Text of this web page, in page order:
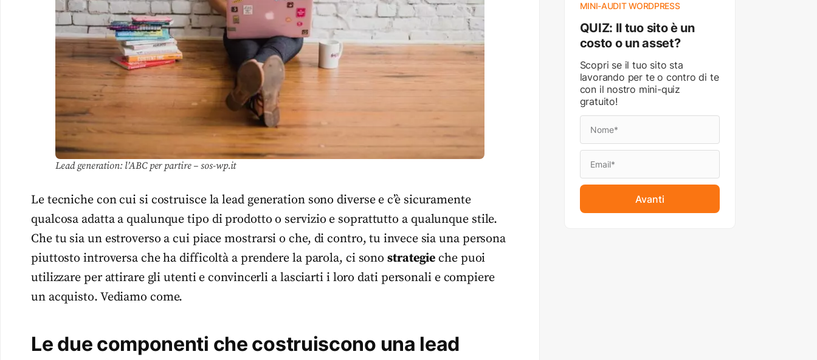
Lead generation: l’ABC per partire – sos-wp.it
Le tecniche con cui si costruisce la lead generation sono diverse e c’è sicuramente
qualcosa adatta a qualunque tipo di prodotto o servizio e soprattutto a qualunque stile.
Che tu sia un estroverso a cui piace mostrarsi o che, di contro, tu invece sia una persona
piuttosto introversa che ha difficoltà a prendere la parola, ci sonostrategie che puoi
utilizzare per attirare gli utenti e convincerli a lasciarti i loro dati personali e compiere
un acquisto. Vediamo come.
Le due componenti che costruiscono una lead
MINI-AUDIT WORDPRESS
QUIZ: Il tuo sito è un
costo o un asset?
Scopri se il tuo sito sta
lavorando per te o contro di te
con il nostro mini-quiz
gratuito!
Avanti